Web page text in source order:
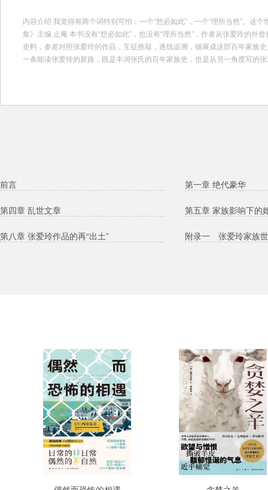
内容介绍 我觉得有两个词特别可怕：一个“想必如此”，一个“理所当然”。
集》主编 止庵 本书没有“想必如此”，也没有“理所当然”，作者从张爱玲的
史料，参差对照张爱玲的作品，互征推敲，逐线追溯，铺展成这部百年家族
一条能读张爱玲的新路，既是丰润张氏的百年家族史，也是从另一角度写的
前言 第一章 绝代豪华
第四章 乱世文章 第五章 家族影响下的
第八章 张爱玲作品的再“出土” 附录一 张爱玲家族